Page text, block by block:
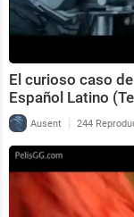
El curioso caso
Español Latino
Ausent | 244